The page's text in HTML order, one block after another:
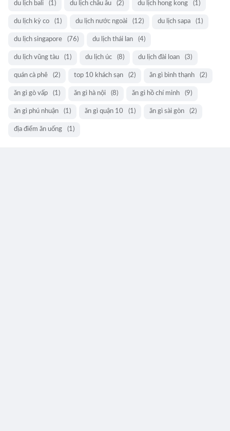
du lịch bali (1) du lịch châu âu (2) du lịch hong kong (1)
du lịch kỳ co (1) du lịch nước ngoài (12) du lịch sapa (1)
du lịch singapore (76) du lịch thái lan (4)
du lịch vũng tàu (1) du lịch úc (8) du lịch đài loan (3)
quán cà phê (2) top 10 khách sạn (2) ăn gì bình thạnh (2)
ăn gì gò vấp (1) ăn gì hà nội (8) ăn gì hồ chí minh (9)
ăn gì phú nhuận (1) ăn gì quận 10 (1) ăn gì sài gòn (2)
địa điểm ăn uống (1)